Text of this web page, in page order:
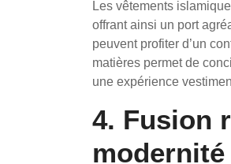
Les vêtements
offrant ainsi un port
peuvent profiter d’un
matières permet de
une expérience
4. Fusion